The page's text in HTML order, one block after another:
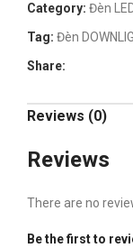
Category: Đèn
Tag: Đèn
Share:
Reviews (0)
Reviews
There are no
Be the first to